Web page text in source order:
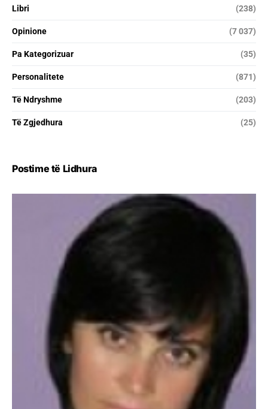
Libri (238)
Opinione (7 037)
Pa Kategorizuar (35)
Personalitete (871)
Të Ndryshme (203)
Të Zgjedhura (25)
Postime të Lidhura